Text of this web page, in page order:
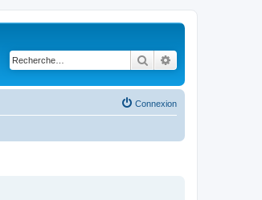
Rechercher
Connexion